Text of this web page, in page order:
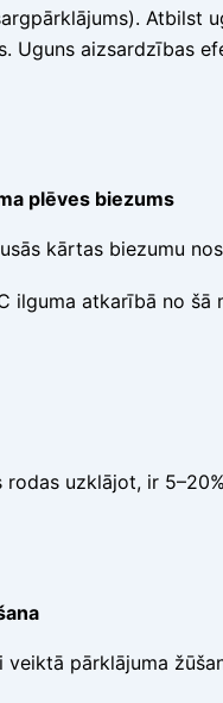
Atbilst
Uguns aizsardzības
plēves biezums
kārtas biezumu
ilguma atkarībā no šā
uzklājot, ir
pārklājuma